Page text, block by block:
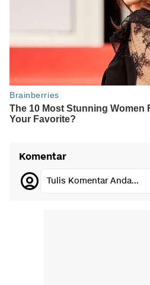
Komentar
Tulis Komentar Anda...